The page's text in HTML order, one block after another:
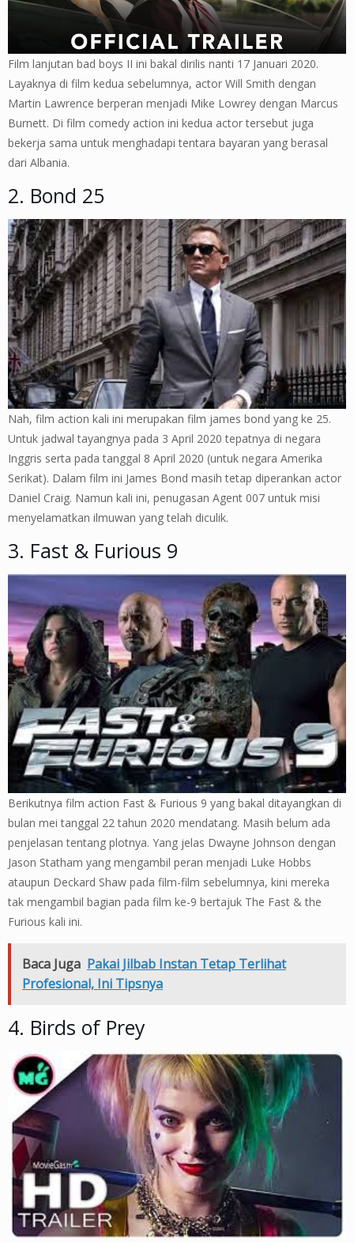
Film lanjutan bad boys II ini bakal dirilis nanti 17 Januari 2020.
Layaknya di film kedua sebelumnya, actor Will Smith dengan
Martin Lawrence berperan menjadi Mike Lowrey dengan Marcus
Burnett. Di film comedy action ini kedua actor tersebut juga
bekerja sama untuk menghadapi tentara bayaran yang berasal
dari Albania.
2. Bond 25
Nah, film action kali ini merupakan film james bond yang ke 25.
Untuk jadwal tayangnya pada 3 April 2020 tepatnya di negara
Inggris serta pada tanggal 8 April 2020 (untuk negara Amerika
Serikat). Dalam film ini James Bond masih tetap diperankan actor
Daniel Craig. Namun kali ini, penugasan Agent 007 untuk misi
menyelamatkan ilmuwan yang telah diculik.
3. Fast & Furious 9
Berikutnya film action Fast & Furious 9 yang bakal ditayangkan di
bulan mei tanggal 22 tahun 2020 mendatang. Masih belum ada
penjelasan tentang plotnya. Yang jelas Dwayne Johnson dengan
Jason Statham yang mengambil peran menjadi Luke Hobbs
ataupun Deckard Shaw pada film-film sebelumnya, kini mereka
tak mengambil bagian pada film ke-9 bertajuk The Fast & the
Furious kali ini.
Baca Juga Pakai Jilbab Instan Tetap Terlihat
Profesional, Ini Tipsnya
4. Birds of Prey